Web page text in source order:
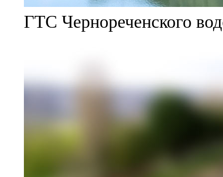
ГТС Чернореченского